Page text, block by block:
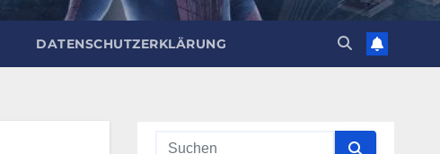
DATENSCHUTZERKLÄRUNG